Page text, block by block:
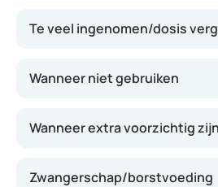
Te veel ingenomen/dosis
Wanneer niet gebruiken
Wanneer extra voorzichtig
Zwangerschap/borstvoeding